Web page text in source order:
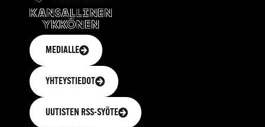
MEDIALLE
YHTEYSTIEDOT
UUTISTEN RSS-SYÖTE